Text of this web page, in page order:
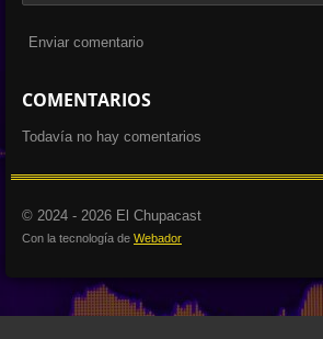
Enviar comentario
COMENTARIOS
Todavía no hay comentarios
© 2024 - 2026 El Chupacast
Con la tecnología de Webador